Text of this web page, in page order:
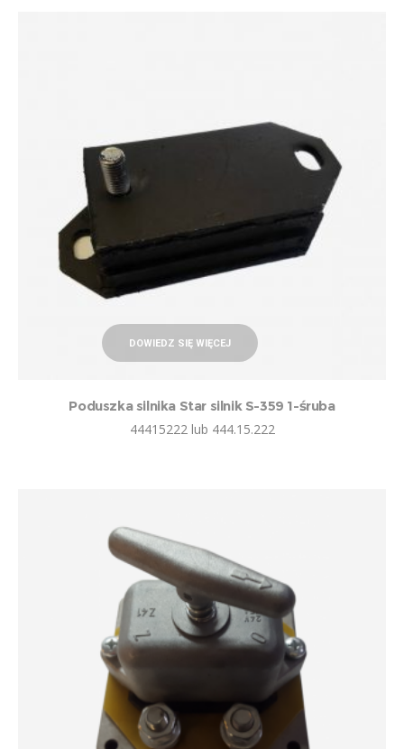
DOWIEDZ SIĘ WIĘCEJ
Poduszka silnika Star silnik S-359 1-śruba
44415222 lub 444.15.222